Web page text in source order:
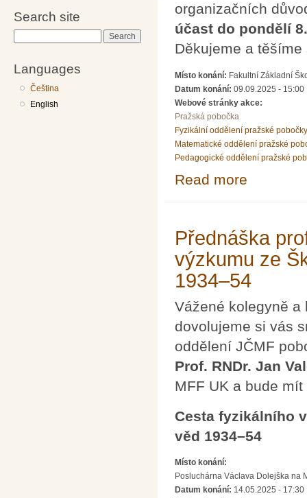
Search site
Languages
Čeština
English
organizačních
účast do pondělí
Děkujeme a těšíme
Místo konání: Fakultní Základní
Datum konání: 09.09.2025 - 15:00
Webové stránky akce:
Pražská pobočka
Fyzikální oddělení pražské pobočky
Matematické oddělení pražské
Pedagogické oddělení pražské
Read more
Přednáška
výzkumu ze
1934–54
Vážené kolegyně a
dovolujeme si vás
oddělení JČMF
Prof. RNDr. Jan
MFF UK a bude
Cesta fyzikálního
věd 1934–54
Místo konání:
Posluchárna Václava Dolejška na
Datum konání: 14.05.2025 - 17:30